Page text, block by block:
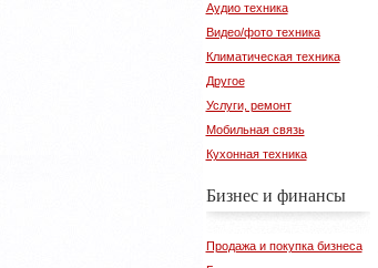
Аудио техника
Видео/фото техника
Климатическая техника
Другое
Услуги, ремонт
Мобильная связь
Кухонная техника
Бизнес и финансы
Продажа и покупка бизнеса